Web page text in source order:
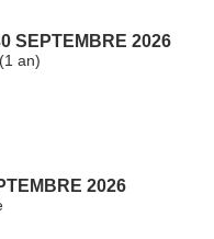
SEPTEMBRE 2026
an)
2026